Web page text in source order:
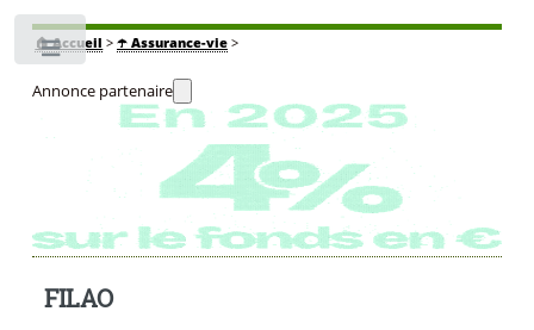
🏠Accueil > ☂️ Assurance-vie>
Annonce partenaire
FILAO
Toggle